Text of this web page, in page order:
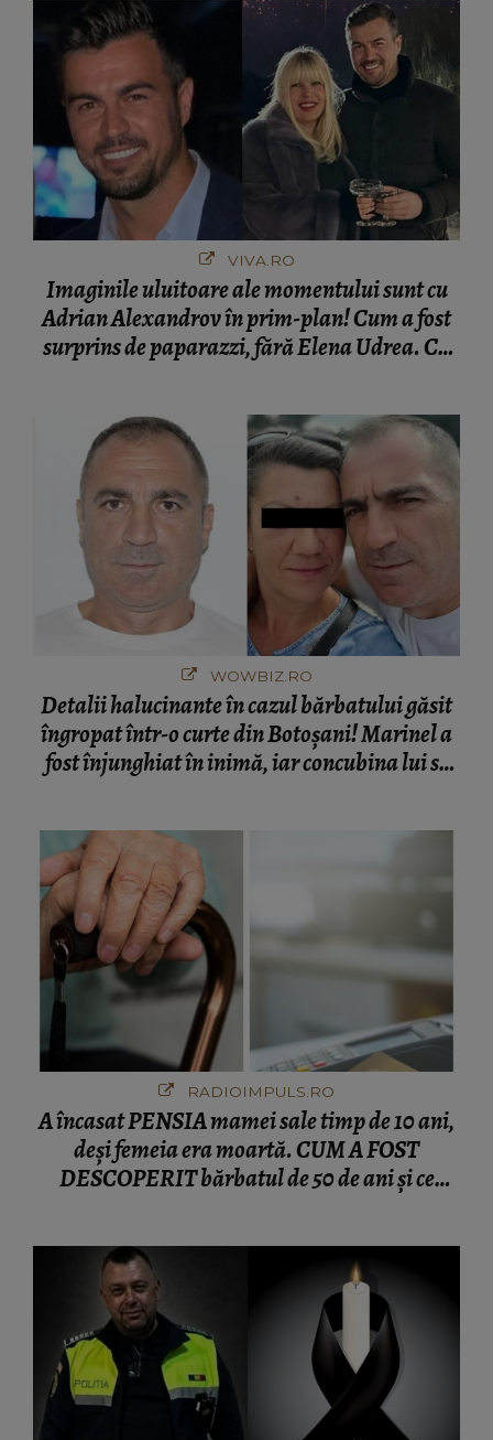
VIVA.RO
Imaginile uluitoare ale momentului sunt cu
Adrian Alexandrov în prim-plan! Cum a fost
surprins de paparazzi, fără Elena Udrea. Cu
WOWBIZ.RO
Detalii halucinante în cazul bărbatului găsit
îngropat într-o curte din Botoșani! Marinel a
fost înjunghiat în inimă, iar concubina lui se
RADIOIMPULS.RO
A încasat PENSIA mamei sale timp de 10 ani,
deși femeia era moartă. CUM A FOST
DESCOPERIT bărbatul de 50 de ani și ce